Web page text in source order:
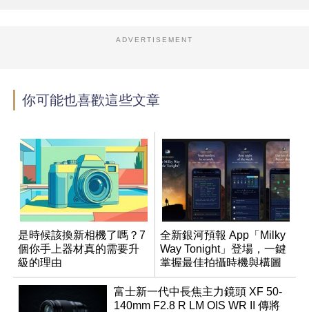
ADVERTISEMENT
你可能也喜歡這些文章
是時候該換新相機了嗎？7
個你手上器材真的需要升
級的理由
全新銀河預報 App「Milky
Way Tonight」登場，一鍵
掌握最佳拍攝時機與構圖
富士新一代中長焦主力鏡頭 XF 50-
140mm F2.8 R LM OIS WR II 傳將